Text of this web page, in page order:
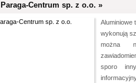
Paraga-Centrum sp. z o.o. »
Aluminiowe
wykonują
można
sporo